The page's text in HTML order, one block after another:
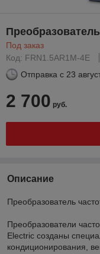
Под заказ
Код: FRN1.5AR1M-4E
Отправка с 23
2 700 руб.
Описание
Преобразователь
Преобразователи
Electric созданы
кондиционирования,